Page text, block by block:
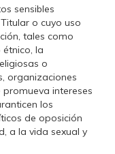
sensibles
o cuyo uso
tales como
la
o
organizaciones
intereses
los
de oposición
a la vida sexual y